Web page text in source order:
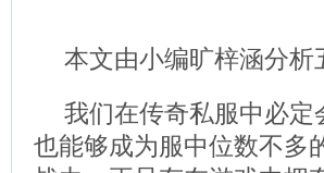
本文由小编旷梓涵分
我们在传奇私服中必
也能够成为服中位数不多